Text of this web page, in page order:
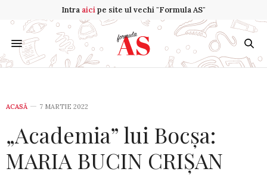
Intra aicipe site ul vechi "Formula AS"
ACASĂ 7 MARTIE 2022
„Academia” lui Bocșa:
MARIA BUCIN CRIȘAN